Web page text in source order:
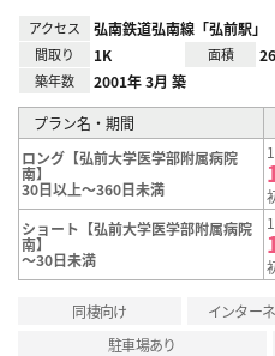
アクセス 弘南鉄道弘南線「弘前駅」
間取り 1K 面積
築年数 2001年 3月 築
プラン名・期間
ロング【弘前大学医学部附属病院
南】
30日以上～360日未満
ショート【弘前大学医学部附属病院
南】
～30日未満
同棲向け インター
駐車場あり